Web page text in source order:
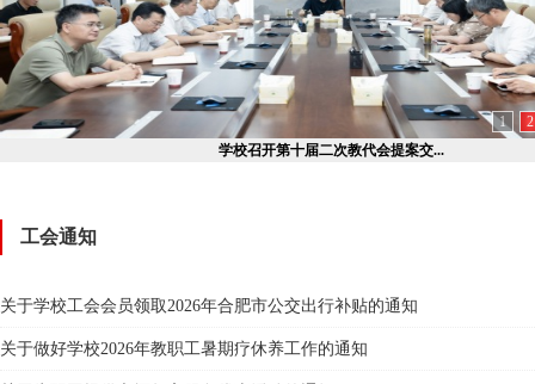
1
2
学校召开第十届二次教代会提案交...
工会通知
关于学校工会会员领取2026年合肥市公交出行补贴的通知
关于做好学校2026年教职工暑期疗休养工作的通知